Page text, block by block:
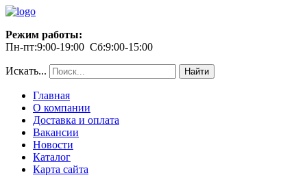
Режим работы:
Пн-пт:9:00-19:00 Сб:9:00-15:00
Искать... Найти
Главная
О компании
Доставка и оплата
Вакансии
Новости
Каталог
Карта сайта